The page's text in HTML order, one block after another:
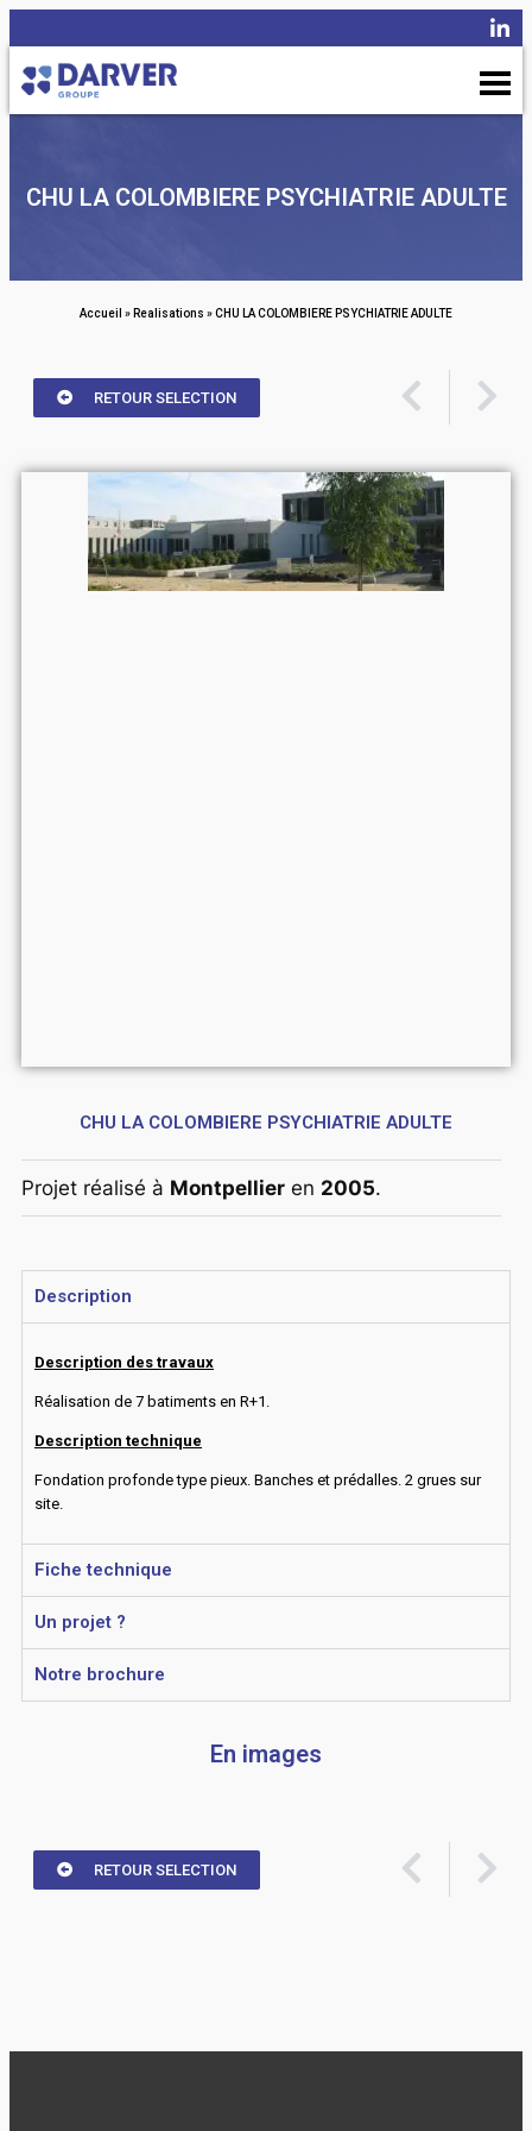
CHU LA COLOMBIERE PSYCHIATRIE ADULTE
Accueil » Realisations »CHU LA COLOMBIERE PSYCHIATRIE ADULTE
RETOUR SELECTION
CHU LA COLOMBIERE PSYCHIATRIE ADULTE
Projet réalisé à Montpellier en 2005.
Description
Description des travaux
Réalisation de 7 batiments en R+1.
Description technique
Fondation profonde type pieux. Banches et prédalles. 2 grues sur
site.
Fiche technique
Un projet ?
Notre brochure
En images
RETOUR SELECTION